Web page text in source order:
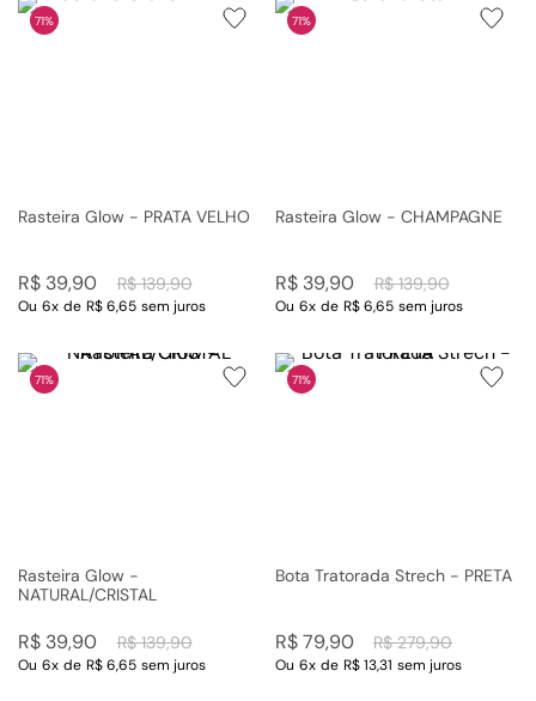
71%
Rasteira Glow - PRATA VELHO
R$ 139,90
R$ 39,90
Ou 6x de R$ 6,65 sem juros
71%
Rasteira Glow - CHAMPAGNE
R$ 139,90
R$ 39,90
Ou 6x de R$ 6,65 sem juros
71%
Rasteira Glow -
NATURAL/CRISTAL
R$ 139,90
R$ 39,90
Ou 6x de R$ 6,65 sem juros
71%
Bota Tratorada Strech - PRETA
R$ 279,90
R$79,90
Ou 6x de R$ 13,31 sem juros